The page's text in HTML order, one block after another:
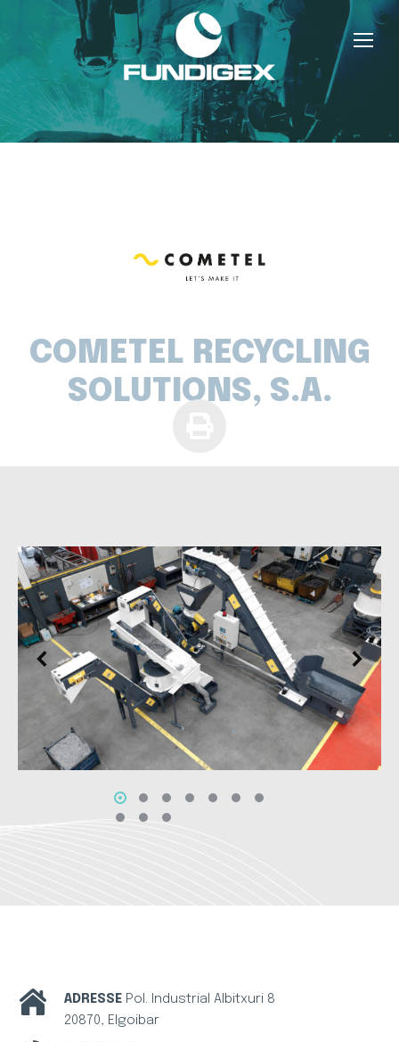
COMETEL RECYCLING
SOLUTIONS, S.A.
ADRESSE Pol. Industrial Albitxuri 8
20870, Elgoibar